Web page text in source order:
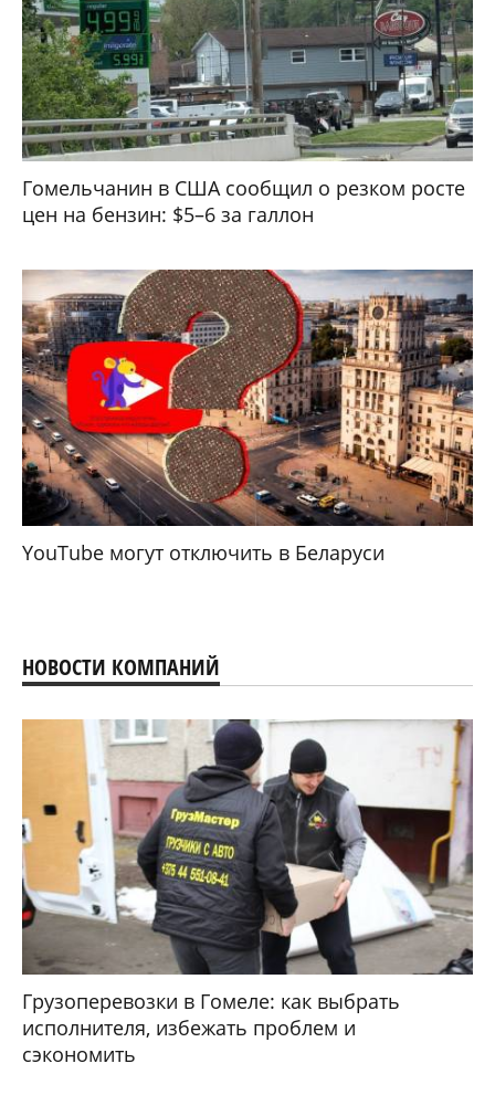
Гомельчанин в США сообщил о резком росте
цен на бензин: $5–6 за галлон
YouTube могут отключить в Беларуси
НОВОСТИ КОМПАНИЙ
Грузоперевозки в Гомеле: как выбрать
исполнителя, избежать проблем и
сэкономить